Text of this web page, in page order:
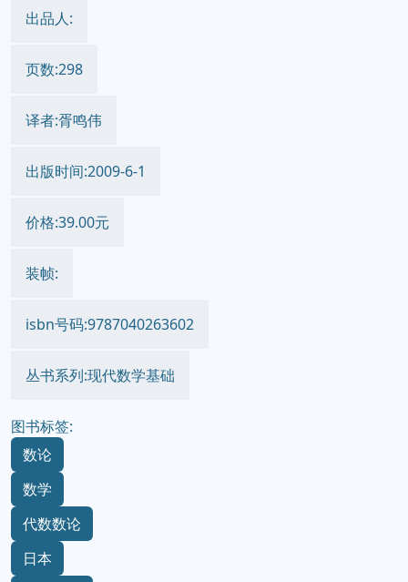
出品人:
页数:298
译者:胥鸣伟
出版时间:2009-6-1
价格:39.00元
装帧:
isbn号码:9787040263602
丛书系列:现代数学基础
图书标签:
数论
数学
代数数论
日本